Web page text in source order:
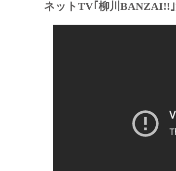
ネットTV｢柳川BANZAI!!